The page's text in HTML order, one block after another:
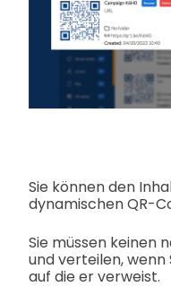
Sie können den
dynamischen QR-
Sie müssen keinen
und verteilen, wenn
auf die er verweist.